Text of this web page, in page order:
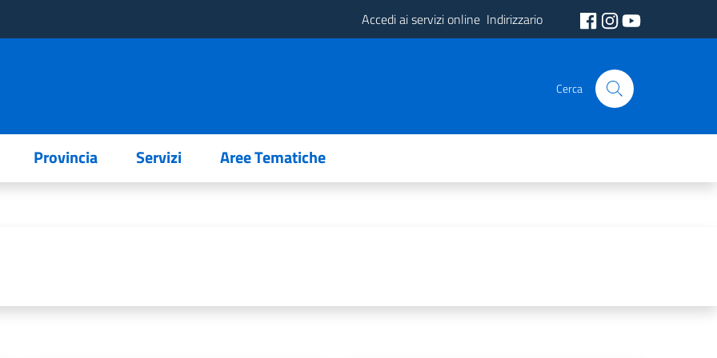
Accedi ai servizi online Indirizzario
Cerca
Provincia Servizi Aree Tematiche